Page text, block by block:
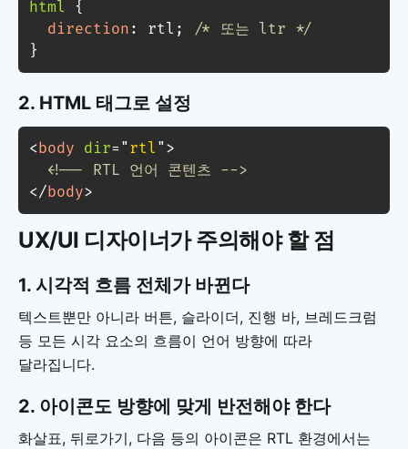
html
{
direction : rtl ;
/* 또는 ltr */
}
2. HTML 태그로 설정
<body dir= " rtl " >
<!-- RTL 언어 콘텐츠 -->
</body>
UX/UI 디자이너가 주의해야 할 점
1. 시각적 흐름 전체가 바뀐다
텍스트뿐만 아니라 버튼, 슬라이더, 진행 바, 브레드크럼
등 모든 시각 요소의 흐름이 언어 방향에 따라
달라집니다.
2. 아이콘도 방향에 맞게 반전해야 한다
화살표, 뒤로가기, 다음 등의 아이콘은 RTL 환경에서는